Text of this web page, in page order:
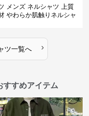
メンズ ネルシャツ 上質
やわらか肌触りネルシャ
ツ一覧へ ›
すすめアイテム